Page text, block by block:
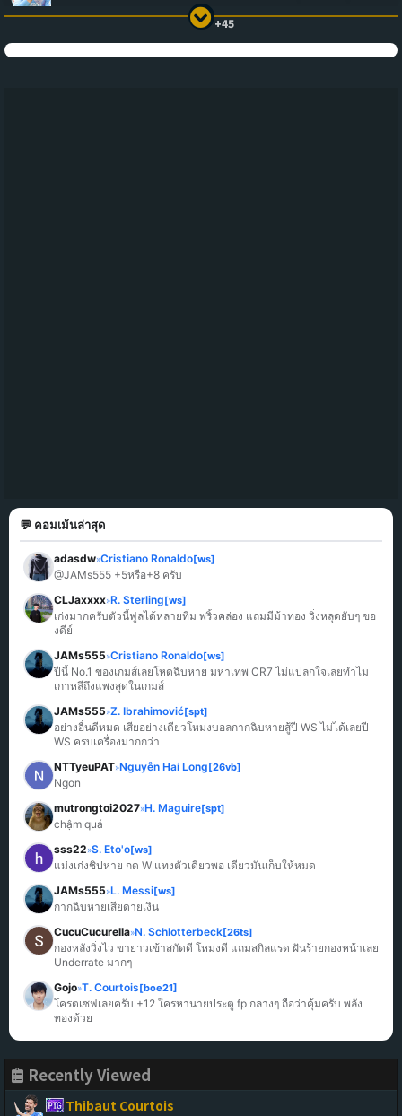
+45
💬 คอมเม้นล่าสุด
adasdw»Cristiano Ronaldo[ws]
@JAMs555 +5หรือ+8 ครับ
CLJaxxxx»R. Sterling[ws]
เก่งมากครับตัวนี้ฟูลได้หลายทีม พริ้วคล่อง แถมมีม้าทอง วิ่งหลุดยับๆ ขอ
งดีย์
JAMs555»Cristiano Ronaldo[ws]
ปีนี้ No.1 ของเกมส์เลยโหดฉิบหาย มหาเทพ CR7 ไม่แปลกใจเลยทำไม
เกาหลีถึงแพงสุดในเกมส์
JAMs555»Z. Ibrahimović[spt]
อย่างอื่นดีหมด เสียอย่างเดียวโหม่งบอลกากฉิบหายสู้ปี WS ไม่ได้เลยปี
WS ครบเครื่องมากกว่า
NTTyeuPAT»Nguyễn Hai Long[26vb]
Ngon
mutrongtoi2027»H. Maguire[spt]
chậm quá
sss22»S. Eto'o[ws]
แม่งเก่งชิปหาย กด W แทงตัวเดียวพอ เดี๋ยวมันเก็บให้หมด
JAMs555»L. Messi[ws]
กากฉิบหายเสียดายเงิน
CucuCucurella»N. Schlotterbeck[26ts]
กองหลังวิ่งไว ขายาวเข้าสกัดดี โหม่งดี แถมสกิลแรด ฝันร้ายกองหน้าเลย
Underrate มากๆ
Gojo»T. Courtois[boe21]
โครตเซฟเลยครับ +12 ใครหานายประตู fp กลางๆ ถือว่าคุ้มครับ พลัง
ทองด้วย
Recently Viewed
Thibaut Courtois